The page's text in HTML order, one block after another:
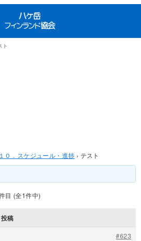
ト
１０．スケジュール・進捗 › テスト
目 (全1件中)
投稿
#623